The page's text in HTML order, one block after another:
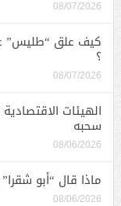
08/07/2026
كيف علق “طليس”
؟
08/07/2026
الهيئات
سحبه
08/06/2026
ماذا قال “أبو
08/06/2026